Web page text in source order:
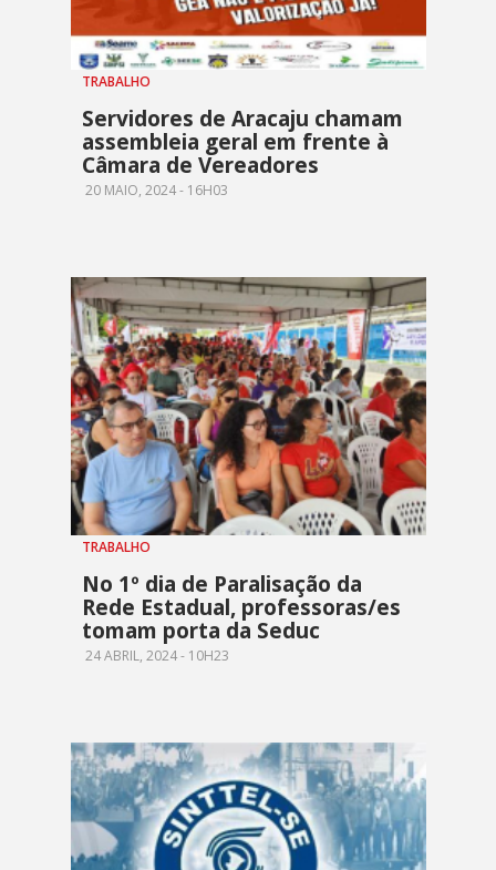
TRABALHO
Servidores de Aracaju chamam
assembleia geral em frente à
Câmara de Vereadores
20 MAIO, 2024 - 16H03
TRABALHO
No 1º dia de Paralisação da
Rede Estadual, professoras/es
tomam porta da Seduc
24 ABRIL, 2024 - 10H23